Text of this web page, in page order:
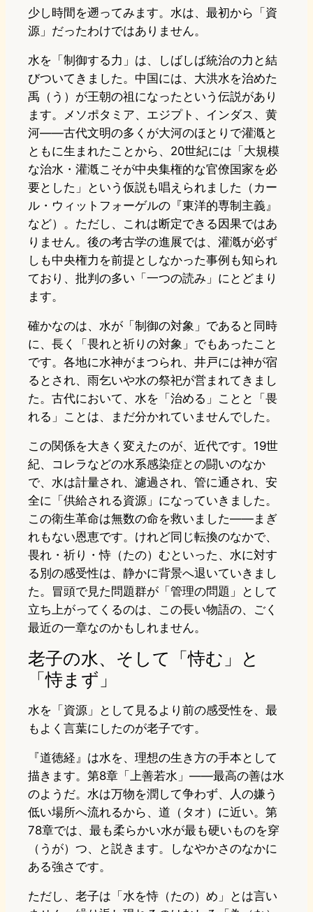
少し時間を遡ってみます。水は、最初から「資
源」だったわけではありません。
水を「制御する力」は、しばしば統治の力と結
びついてきました。中国には、大洪水を治めた
禹（う）が王朝の祖になったという伝説があり
ます。メソポタミア、エジプト、インダス、黄
河——古代文明の多くが大河のほとりで灌漑と
ともに生まれたことから、20世紀には「大規模
な治水・灌漑こそが中央集権的な官僚国家を必
要とした」という仮説も唱えられました（カー
ル・ウィットフォーゲルの『東洋的専制主義』
など）。ただし、これは断定できる因果ではあ
りません。後の考古学の進展では、灌漑が必ず
しも中央権力を前提としなかった事例も知られ
ており、批判の多い「一つの読み」にとどまり
ます。
確かなのは、水が「制御の対象」であると同時
に、長く「畏れと祈りの対象」でもあったこと
です。各地に水神がまつられ、井戸には神が宿
るとされ、雨乞いや水の祭祀が営まれてきまし
た。古代において、水を「治める」ことと「畏
れる」ことは、まだ分かれていませんでした。
この関係を大きく変えたのが、近代です。19世
紀、コレラなどの水系感染症との闘いのなか
で、水は計量され、濾過され、管に通され、安
全に「供給される資源」になっていきました。
この衛生革命は無数の命を救いました——まぎ
れもない恩恵です。けれど同じ転換のなかで、
畏れ・祈り・恃（たの）むといった、水に対す
る別の感受性は、静かに背景へ退いていきまし
た。冒頭で見た問題群が「管理の問題」として
立ち上がってくるのは、この長い物語の、ごく
最近の一章なのかもしれません。
老子の水、そして「恃む」と
「恃まず」
水を「資源」として見るより前の感受性を、最
もよく言葉にしたのが老子です。
『道徳経』は水を、理想の生き方の手本として
描きます。第8章「上善若水」——最高の善は水
のようだ。水は万物を潤して争わず、人の嫌う
低い場所へ流れるから、道（タオ）に近い。第
78章では、最も柔らかい水が最も硬いものを穿
（うが）つ、と説きます。しなやかさのなかに
ある強さです。
ただし、老子は「水を恃（たの）め」とは言い